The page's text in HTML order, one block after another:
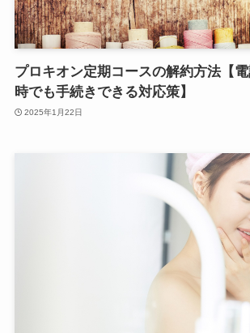
プロキオン定期コースの解約方法【
時でも手続きできる対応策】
2025年1月22日